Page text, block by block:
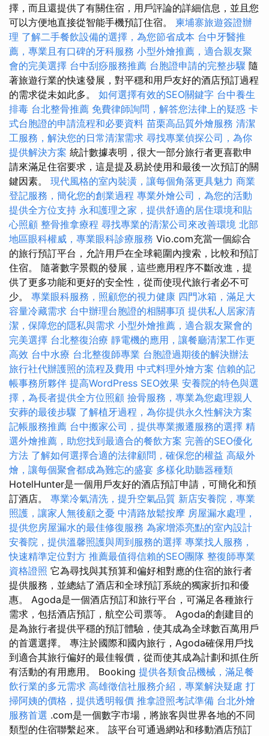
擇，而且還提供了有關住宿，用戶評論的詳細信息，並且您
可以方便地直接從智能手機預訂住宿。 柬埔寨旅遊簽證辦
理 了解二手餐飲設備的選擇，為您節省成本 台中牙醫推
薦，專業且有口碑的牙科服務 小型外燴推薦，適合親友聚
會的完美選擇 台中刮痧服務推薦 台胞證申請的完整步驟 隨
著旅遊行業的快速發展，對平穩和用戶友好的酒店預訂過程
的需求從未如此多。 如何選擇有效的SEO關鍵字 台中養生
排毒 台北整骨推薦 免費律師詢問，解答您法律上的疑惑 卡
式台胞證的申請流程和必要資料 苗栗高品質外燴服務 清潔
工服務，解決您的日常清潔需求 尋找專業偵探公司，為你
提供解決方案 統計數據表明，很大一部分旅行者更喜歡申
請來滿足住宿要求，這是提及易於使用和最後一次預訂的關
鍵因素。 現代風格的室內裝潢，讓每個角落更具魅力 商業
登記服務，簡化您的創業過程 專業外燴公司，為您的活動
提供全方位支持 永和護理之家，提供舒適的居住環境和貼
心照顧 整骨推拿療程 尋找專業的清潔公司來改善環境 北部
地區眼科權威，專業眼科診療服務 Vio.com充當一個綜合
的旅行預訂平台，允許用戶在全球範圍內搜索，比較和預訂
住宿。 隨著數字景觀的發展，這些應用程序不斷改進，提
供了更多功能和更好的安全性，從而使現代旅行者必不可
少。 專業眼科服務，照顧您的視力健康 四門冰箱，滿足大
容量冷藏需求 台中辦理台胞證的相關事項 提供私人居家清
潔，保障您的隱私與需求 小型外燴推薦，適合親友聚會的
完美選擇 台北整復治療 靜電機的應用，讓餐廳清潔工作更
高效 台中水療 台北整復師專業 台胞證過期後的解決辦法
旅行社代辦護照的流程及費用 中式料理外燴方案 信賴的記
帳事務所夥伴 提高WordPress SEO效果 安養院的特色與選
擇，為長者提供全方位照顧 撿骨服務，專業為您處理親人
安葬的最後步驟 了解植牙過程，為你提供永久性解決方案
記帳服務推薦 台中搬家公司，提供專業搬遷服務的選擇 精
選外燴推薦，助您找到最適合的餐飲方案 完善的SEO優化
方法 了解如何選擇合適的法律顧問，確保您的權益 高級外
燴，讓每個聚會都成為難忘的盛宴 多樣化助聽器種類
HotelHunter是一個用戶友好的酒店預訂申請，可簡化和預
訂酒店。 專業冷氣清洗，提升空氣品質 新店安養院，專業
照護，讓家人無後顧之憂 中清路放鬆按摩 房屋漏水處理，
提供您房屋漏水的最佳修復服務 為家增添亮點的室內設計
安養院，提供溫馨照護與周到服務的選擇 專業找人服務，
快速精準定位對方 推薦最值得信賴的SEO團隊 整復師專業
資格證照 它為尋找與其預算和偏好相對應的住宿的旅行者
提供服務，並總結了酒店和全球預訂系統的獨家折扣和優
惠。 Agoda是一個酒店預訂和旅行平台，可滿足各種旅行
需求，包括酒店預訂，航空公司票等。 Agoda的創建目的
是為旅行者提供平穩的預訂體驗，使其成為全球數百萬用戶
的首選選擇。 專注於國際和國內旅行，Agoda確保用戶找
到適合其旅行偏好的最佳報價，從而使其成為計劃和抓住所
有活動的有用應用。 Booking 提供各類食品機械，滿足餐
飲行業的多元需求 高雄徵信社服務介紹，專業解決疑慮 打
掃阿姨的價格，提供透明報價 推拿證照考試準備 台北外燴
服務首選 .com是一個數字市場，將旅客與世界各地的不同
類型的住宿聯繫起來。 該平台可通過網站和移動酒店預訂